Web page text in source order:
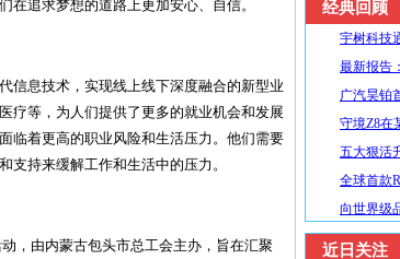
在追求梦想的道路上更加安心、自信。
信息技术，实现线上线下深度融合的新型业
疗等，为人们提供了更多的就业机会和发展
临着更高的职业风险和生活压力。他们需要
支持来缓解工作和生活中的压力。
，由内蒙古包头市总工会主办，旨在汇聚
经典回顾
宇树科技
最新报告
广汽昊铂
守境Z8在
五大狠活
全球首款
向世界级
近日关注